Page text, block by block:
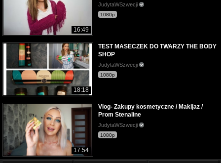
16:49
JudytaWSzwecji
1080p
18:18
TEST MASECZEK DO TWARZY THE BODY
SHOP
JudytaWSzwecji
1080p
17:54
Vlog- Zakupy kosmetyczne / Makijaz /
Prom Stenaline
JudytaWSzwecji
1080p